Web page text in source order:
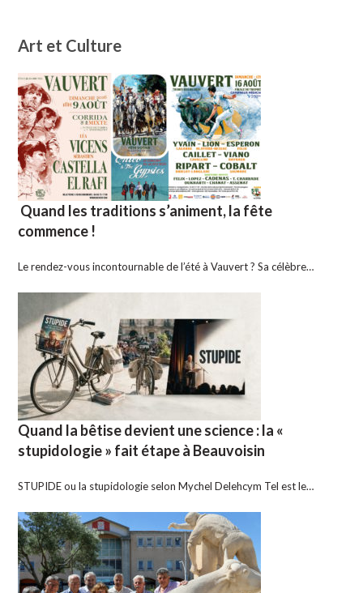
Art et Culture
Quand les traditions s’animent, la fête
commence !
Le rendez-vous incontournable de l’été à Vauvert ? Sa célèbre…
Quand la bêtise devient une science : la «
stupidologie » fait étape à Beauvoisin
STUPIDE ou la stupidologie selon Mychel Delehcym Tel est le…